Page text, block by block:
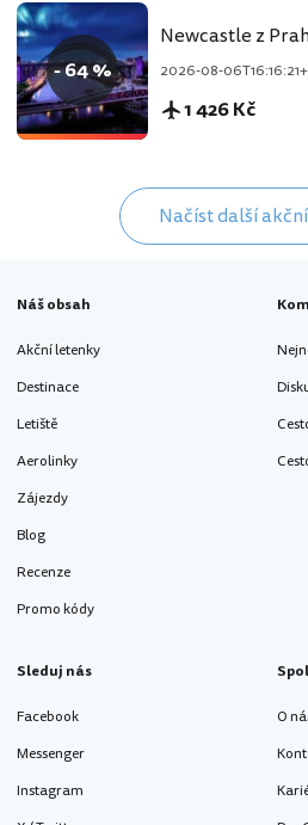
- 64 %
Newcastle z
2026-08-
1 426 Kč
Načíst další
Náš obsah
Akční letenky
Destinace
Letiště
Aerolinky
Zájezdy
Blog
Recenze
Promo kódy
Sleduj nás
Facebook
Messenger
Instagram
O